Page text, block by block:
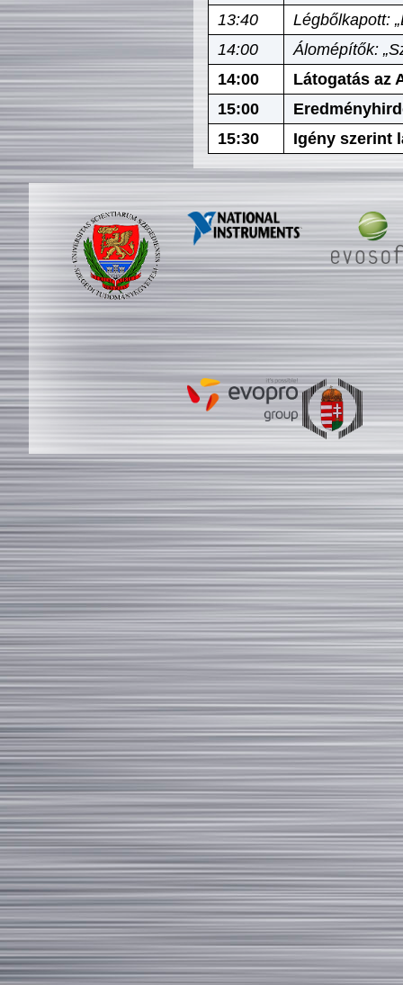
13:40
Légbőlkapott:
14:00
Álomépítők:
14:00
Látogatás az
15:00
15:30
Igény szerint